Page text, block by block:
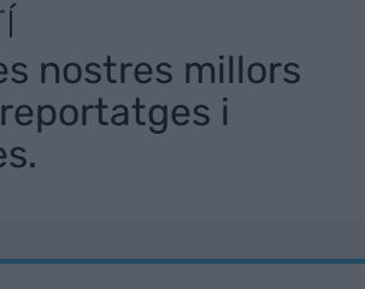
nostres millors
i